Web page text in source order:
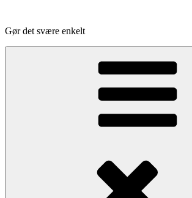
indhold
Gør det svære enkelt